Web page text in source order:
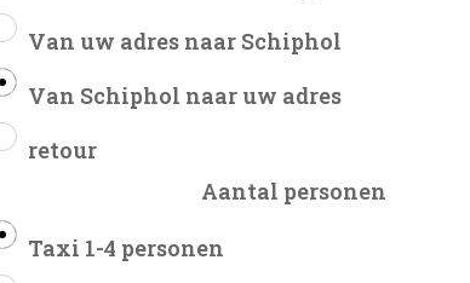
Van uw adres naar Schiphol
Van Schiphol naar uw adres
retour
Aantal personen
Taxi 1-4 personen